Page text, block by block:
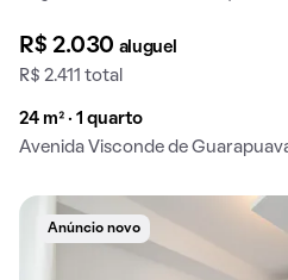
R$ 2.030 aluguel
R$ 2.411 total
24 m² · 1 quarto
Avenida Visconde de
Anúncio novo